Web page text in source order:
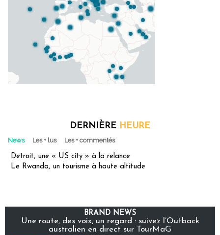
DERNIÈRE HEURE
News Les + lus Les + commentés
Detroit, une « US city » à la relance
Le Rwanda, un tourisme à haute altitude
BRAND NEWS
Une route, des voix, un regard : suivez l’Outback
australien en direct sur TourMaG